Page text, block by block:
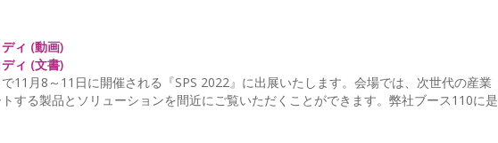
ィ (動画)
ィ (文書)
11月8～11日に開催される『SPS 2022』に出展いたします。会場では、次世代の産業
する製品とソリューションを間近にご覧いただくことができます。弊社ブース110に是